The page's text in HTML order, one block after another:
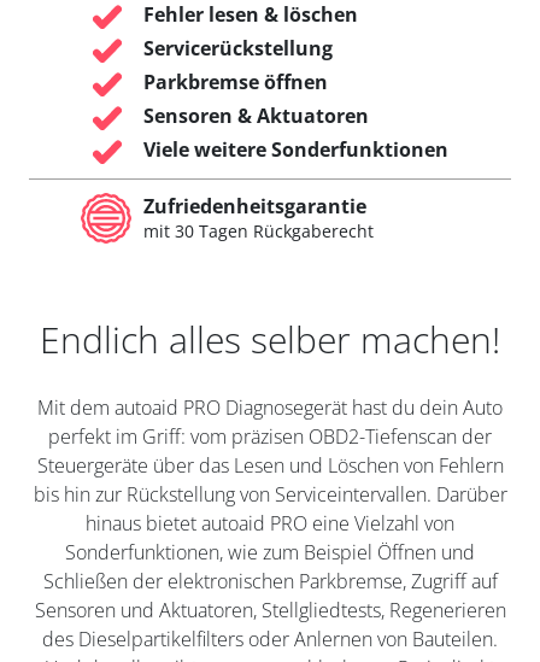
Fehler lesen & löschen
Servicerückstellung
Parkbremse öffnen
Sensoren & Aktuatoren
Viele weitere Sonderfunktionen
Zufriedenheitsgarantie
mit 30 Tagen Rückgaberecht
Endlich alles selber machen!
Mit dem autoaid PRO Diagnosegerät hast du dein Auto
perfekt im Griff: vom präzisen OBD2-Tiefenscan der
Steuergeräte über das Lesen und Löschen von Fehlern
bis hin zur Rückstellung von Serviceintervallen. Darüber
hinaus bietet autoaid PRO eine Vielzahl von
Sonderfunktionen, wie zum Beispiel Öffnen und
Schließen der elektronischen Parkbremse, Zugriff auf
Sensoren und Aktuatoren, Stellgliedtests, Regenerieren
des Dieselpartikelfilters oder Anlernen von Bauteilen.